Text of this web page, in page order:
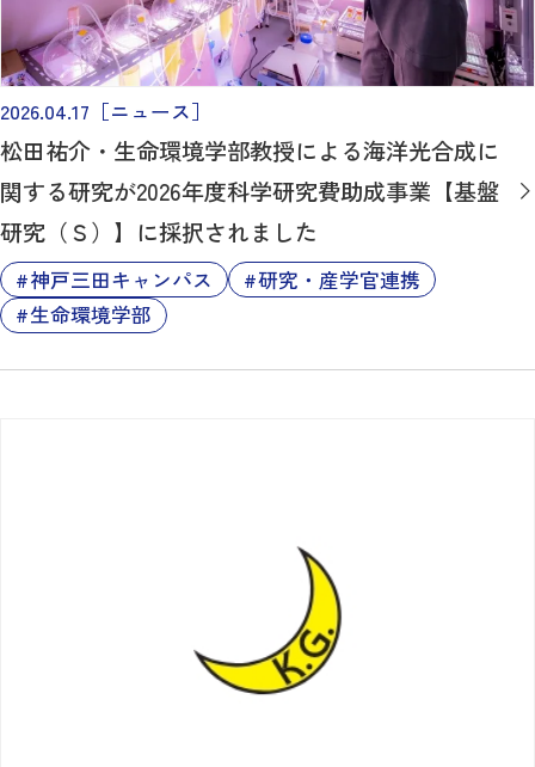
2026.04.17 ［ニュース］
松田祐介・生命環境学部教授による海洋光合成に
関する研究が2026年度科学研究費助成事業【基盤
研究（Ｓ）】に採択されました
神戸三田キャンパス
研究・産学官連携
生命環境学部